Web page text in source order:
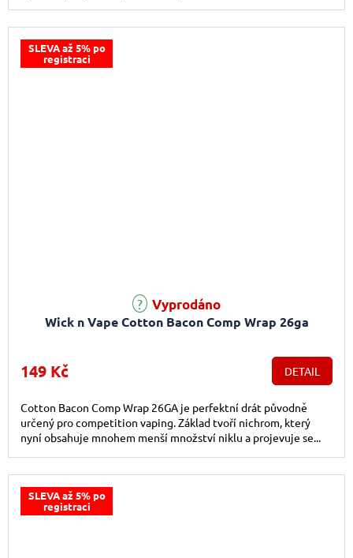
SLEVA až 5% po
registraci
Wick n Vape Cotton Bacon Comp Wrap 26ga
Vyprodáno
149 Kč DETAIL
Cotton Bacon Comp Wrap 26GA je perfektní drát původně
určený pro competition vaping. Základ tvoří nichrom, který
nyní obsahuje mnohem menší množství niklu a projevuje se...
SLEVA až 5% po
registraci